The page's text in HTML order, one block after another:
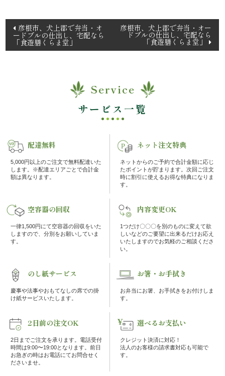
ブ
堂
の
だ
わ
注
文
方
法・
配
投
稿
ナ
ン
彦根市、犬上郡で弁当・オ
ードブルの仕出し、宅配なら
「食遊膳くらま堂」
彦根市、犬上郡で弁当・オー
ドブルの仕出し、宅配なら
「食遊膳くらま堂」
Service
サービス一覧
配達無料
5,000円以上のご注文で無料配達いた
します。※配達エリアごとで合計金
額は異なります。
ネット注文特典
ネットからのご予約で合計金額に応じ
たポイントが貯まります。次回ご注文
時に割引に使えるお得な特典になりま
す。
空容器の回収
一律1,500円にて空容器の回収をいた
しますので、分別をお願いしていま
す。
内容変更OK
1つだけ〇〇〇を別のものに変えて欲
しいなどのご要望に出来るだけお応え
いたしますのでお気軽のご相談くださ
い。
のし紙サービス
慶事や法事やおもてなしの席での掛
け紙サービスいたします。
お箸・お手拭き
お弁当にお箸、お手拭きをお付けしま
す。
2日前の注文OK
2日までご注文を承ります。電話受付
時間は9:00〜19:00となります。前日
お急ぎの時はお電話にてお問合せく
ださいませ。
選べるお支払い
クレジット決済に対応！
法人のお客様の請求書対応も可能で
す。